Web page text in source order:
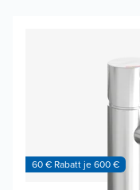
60 € Rabatt je 600 €